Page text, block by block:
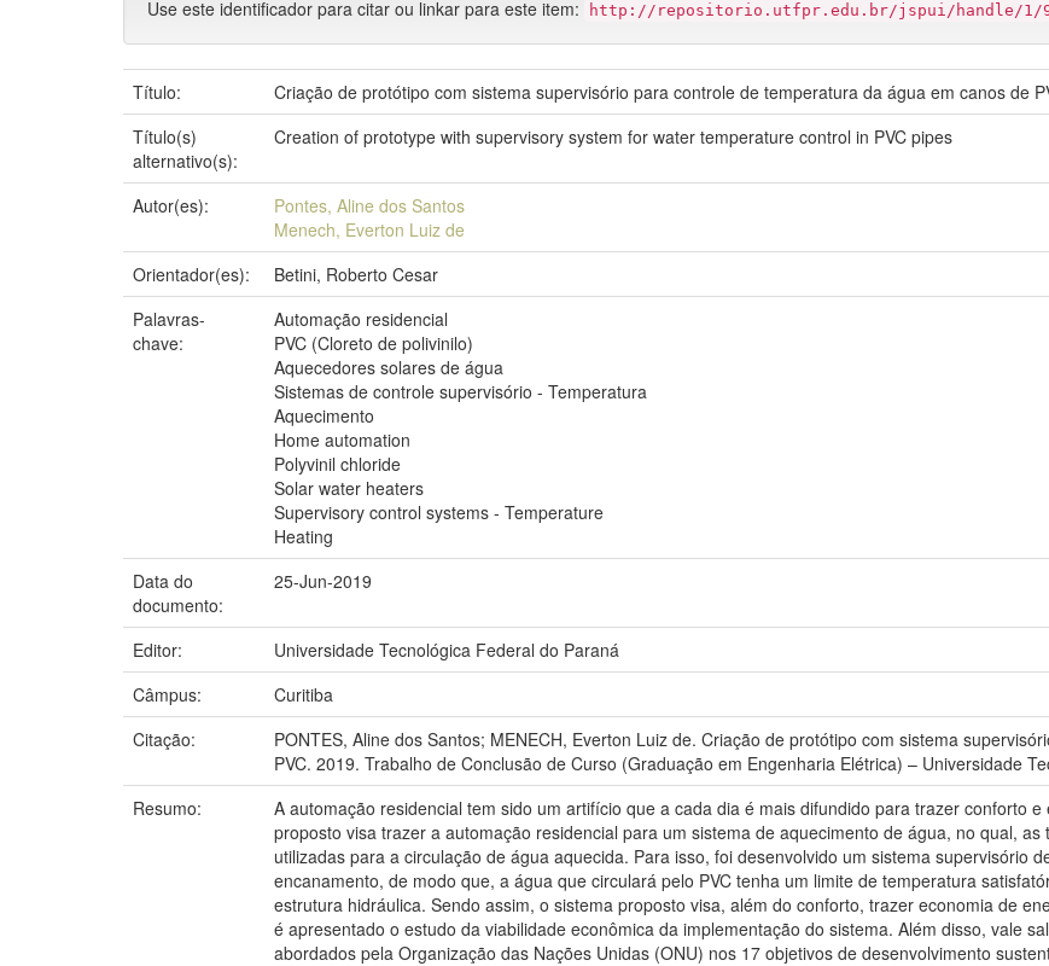
Use este identificador para citar ou linkar para este item: http://repositorio.utfpr.edu.br/jspui/handle/1/
Título:
Criação de protótipo com sistema supervisório para controle de temperatura da água em canos de
Título(s)
alternativo(s):
Creation of prototype with supervisory system for water temperature control in PVC pipes
Autor(es):
Pontes, Aline dos Santos
Menech, Everton Luiz de
Orientador(es):
Betini, Roberto Cesar
Palavras-
chave:
Automação residencial
PVC (Cloreto de polivinilo)
Aquecedores solares de água
Sistemas de controle supervisório - Temperatura
Aquecimento
Home automation
Polyvinil chloride
Solar water heaters
Supervisory control systems - Temperature
Heating
Data do
documento:
25-Jun-2019
Editor:
Universidade Tecnológica Federal do Paraná
Câmpus:
Curitiba
Citação:
PONTES, Aline dos Santos; MENECH, Everton Luiz de. Criação de protótipo com sistema
PVC. 2019. Trabalho de Conclusão de Curso (Graduação em Engenharia Elétrica) – Universidade
Resumo:
A automação residencial tem sido um artifício que a cada dia é mais difundido para trazer conforto
proposto visa trazer a automação residencial para um sistema de aquecimento de água, no qual,
utilizadas para a circulação de água aquecida. Para isso, foi desenvolvido um sistema supervisório
encanamento, de modo que, a água que circulará pelo PVC tenha um limite de temperatura
estrutura hidráulica. Sendo assim, o sistema proposto visa, além do conforto, trazer economia de
é apresentado o estudo da viabilidade econômica da implementação do sistema. Além disso, vale
abordados pela Organização das Nações Unidas (ONU) nos 17 objetivos de desenvolvimento